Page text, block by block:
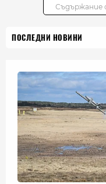
ПОСЛЕДНИ НОВИНИ